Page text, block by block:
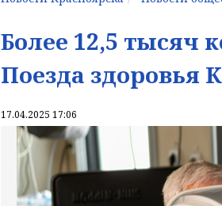
Более 12,5 тысяч
Поезда здоровья
17.04.2025 17:06